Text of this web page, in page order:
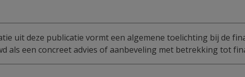
uit deze publicatie vormt een algemene toelichting bij de
als een concreet advies of aanbeveling met betrekking tot